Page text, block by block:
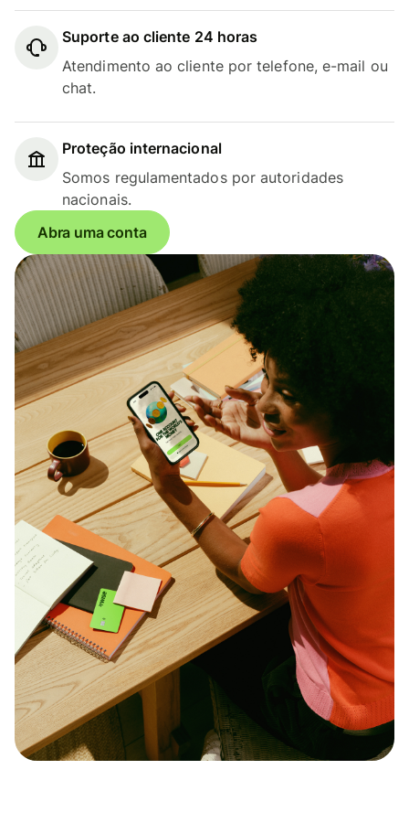
Suporte ao cliente 24 horas
Atendimento ao cliente por telefone, e-mail ou
chat.
Proteção internacional
Somos regulamentados por autoridades
nacionais.
Abra uma conta